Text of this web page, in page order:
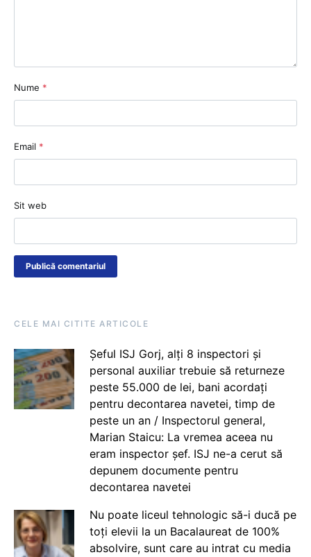
Nume *
Email *
Sit web
CELE MAI CITITE ARTICOLE
Șeful ISJ Gorj, alți 8 inspectori și
personal auxiliar trebuie să returneze
peste 55.000 de lei, bani acordați
pentru decontarea navetei, timp de
peste un an / Inspectorul general,
Marian Staicu: La vremea aceea nu
eram inspector șef. ISJ ne-a cerut să
depunem documente pentru
decontarea navetei
Nu poate liceul tehnologic să-i ducă pe
toți elevii la un Bacalaureat de 100%
absolvire, sunt care au intrat cu media